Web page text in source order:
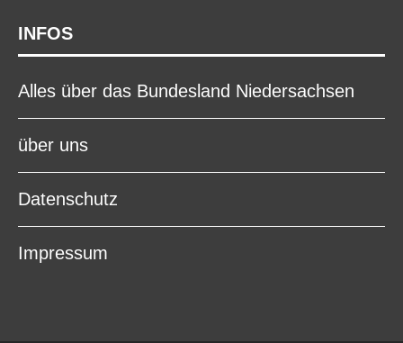
INFOS
Alles über das Bundesland Niedersachsen
über uns
Datenschutz
Impressum